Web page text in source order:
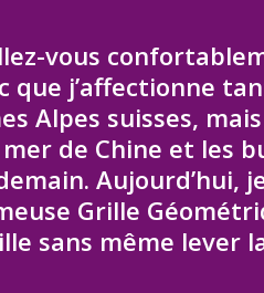
vous
que j’affectionne
Alpes suisses,
de Chine et les
Aujourd’hui,
Grille
sans même lever